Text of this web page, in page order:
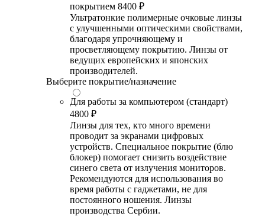
покрытием 8400 ₽
Ультратонкие полимерные очковые линзы
с улучшенными оптическими свойствами,
благодаря упрочняющему и
просветляющему покрытию. Линзы от
ведущих европейских и японских
производителей.
Выберите покрытие/назначение
Для работы за компьютером (стандарт)
4800 ₽
Линзы для тех, кто много времени
проводит за экранами цифровых
устройств. Специальное покрытие (блю
блокер) помогает снизить воздействие
синего света от излучения мониторов.
Рекомендуются для использования во
время работы с гаджетами, не для
постоянного ношения. Линзы
производства Сербии.